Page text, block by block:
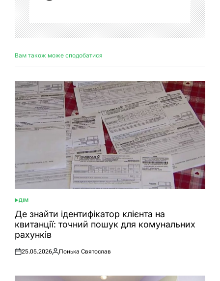
Вам також може сподобатися
ОПУБЛІКУВАТИ
У
ДІМ
Де знайти ідентифікатор клієнта на
квитанції: точний пошук для комунальних
рахунків
Оприлюднено
25.05.2026
Опубліковано
Понька Святослав